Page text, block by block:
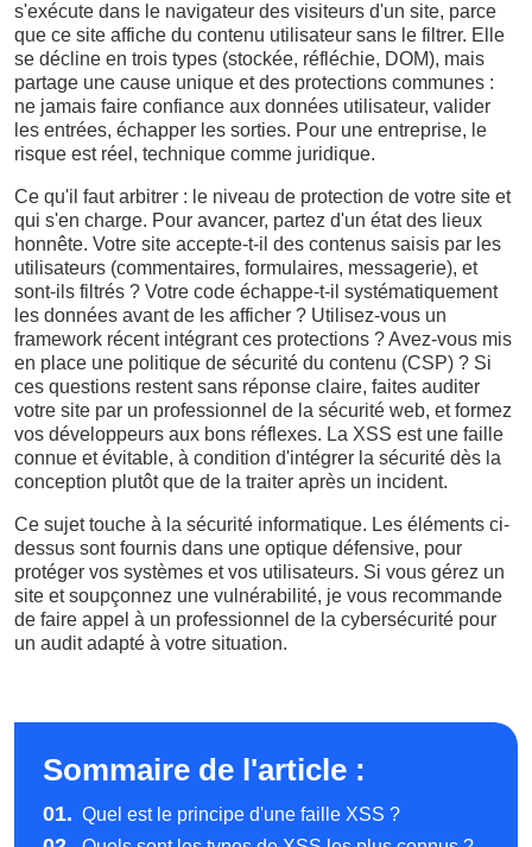
s'exécute dans le navigateur des visiteurs d'un site, parce
que ce site affiche du contenu utilisateur sans le filtrer. Elle
se décline en trois types (stockée, réfléchie, DOM), mais
partage une cause unique et des protections communes :
ne jamais faire confiance aux données utilisateur, valider
les entrées, échapper les sorties. Pour une entreprise, le
risque est réel, technique comme juridique.
Ce qu'il faut arbitrer : le niveau de protection de votre site et
qui s'en charge. Pour avancer, partez d'un état des lieux
honnête. Votre site accepte-t-il des contenus saisis par les
utilisateurs (commentaires, formulaires, messagerie), et
sont-ils filtrés ? Votre code échappe-t-il systématiquement
les données avant de les afficher ? Utilisez-vous un
framework récent intégrant ces protections ? Avez-vous mis
en place une politique de sécurité du contenu (CSP) ? Si
ces questions restent sans réponse claire, faites auditer
votre site par un professionnel de la sécurité web, et formez
vos développeurs aux bons réflexes. La XSS est une faille
connue et évitable, à condition d'intégrer la sécurité dès la
conception plutôt que de la traiter après un incident.
Ce sujet touche à la sécurité informatique. Les éléments ci-
dessus sont fournis dans une optique défensive, pour
protéger vos systèmes et vos utilisateurs. Si vous gérez un
site et soupçonnez une vulnérabilité, je vous recommande
de faire appel à un professionnel de la cybersécurité pour
un audit adapté à votre situation.
Sommaire de l'article :
01. Quel est le principe d'une faille XSS ?